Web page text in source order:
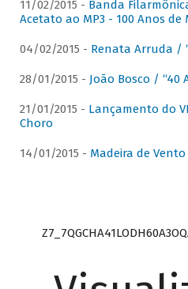
11/02/2015 - Banda
Acetato ao MP3 - 100 Anos
04/02/2015 - Renata Arruda /
28/01/2015 - João Bosco / “40
21/01/2015 - Lançamento do
Choro
14/01/2015 - Madeira de